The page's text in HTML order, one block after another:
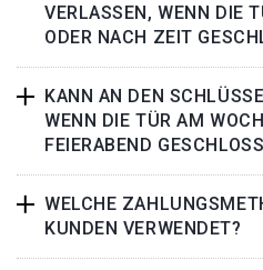
VERLASSEN, WENN DIE
ODER NACH ZEIT
KANN AN DEN
WENN DIE TÜR AM
FEIERABEND
WELCHE
KUNDEN VERWENDET?